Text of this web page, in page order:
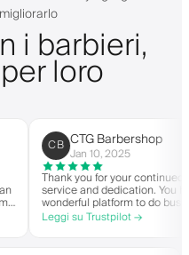
i barbieri,
loro
CB CTG Barbershop
Jan 10, 2025
Thank you for your continued
service and dedication. You have
wonderful platform to do business
with good spirit. Thank you from
CTG Barbershop.
Leggi su Trustpilot →